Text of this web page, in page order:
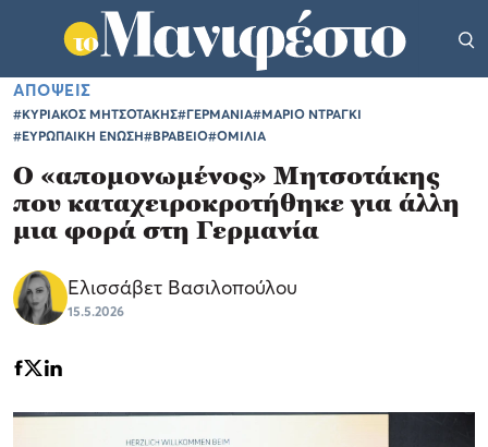
ΑΠΟΨΕΙΣ
#ΚΥΡΙΑΚΟΣ ΜΗΤΣΟΤΑΚΗΣ#ΓΕΡΜΑΝΙΑ#ΜΑΡΙΟ ΝΤΡΑΓΚΙ
#ΕΥΡΩΠΑΙΚΗ ΕΝΩΣΗ#ΒΡΑΒΕΙΟ#ΟΜΙΛΙΑ
Ο «απομονωμένος» Μητσοτάκης
που καταχειροκροτήθηκε για άλλη
μια φορά στη Γερμανία
Ελισσάβετ Βασιλοπούλου
15.5.2026